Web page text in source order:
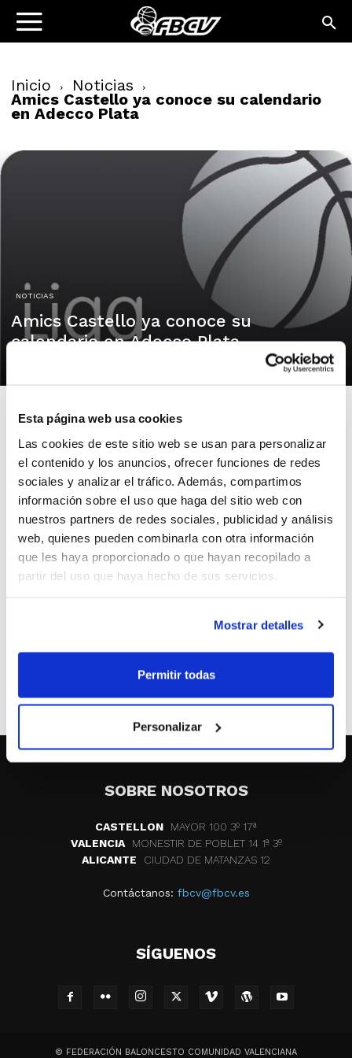
Esta página web usa cookies
Las cookies de este sitio web se usan para personalizar
el contenido y los anuncios, ofrecer funciones de redes
sociales y analizar el tráfico. Además, compartimos
información sobre el uso que haga del sitio web con
nuestros partners de redes sociales, publicidad y análisis
web, quienes pueden combinarla con otra información
que les haya proporcionado o que hayan recopilado a
partir del uso que haya hecho de sus servicios.
Mostrar detalles
Permitir todas
Personalizar
Inicio Noticias
Amics Castello ya conoce su calendario
en Adecco Plata
NOTICIAS
Amics Castello ya conoce su
calendario en Adecco Plata
El 30 de septiembre comenzará la duodécima edición
de la Adecco Plata. Once equipos, entre ellos el Amics
Castelló disputarán la competición.
Especialmente atractiva resulta en esta nueva edición
la presencia de equipos que ejercen de filiales ACB
como el Gran Canaria, el Prat Joventut y el Unicaja.
SOBRE NOSOTROS
CASTELLON
MAYOR 100 3º 17ª
VALENCIA
MONESTIR DE POBLET 14 1ª 3º
ALICANTE
CIUDAD DE MATANZAS 12
Contáctanos: fbcv@fbcv.es
SÍGUENOS
© FEDERACIÓN BALONCESTO COMUNIDAD VALENCIANA